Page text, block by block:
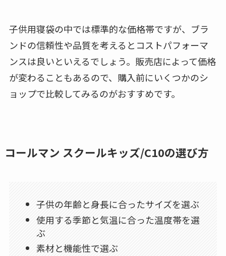
子供用寝袋の中では標準的な価格帯ですが、ブラ
ンドの信頼性や品質を考えるとコストパフォーマ
ンスは良いといえるでしょう。販売店によって価格
が変わることもあるので、購入前にいくつかのシ
ョップで比較してみるのがおすすめです。
コールマン スクールキッズ/C10の選び方
子供の年齢と身長に合ったサイズを選ぶ
使用する季節と気温に合った温度帯を選
ぶ
素材と機能性で選ぶ